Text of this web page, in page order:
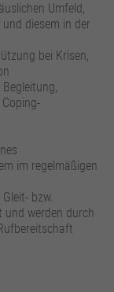
Umfeld,
diesem in der
bei Krisen,
im regelmäßigen
bzw.
und werden durch